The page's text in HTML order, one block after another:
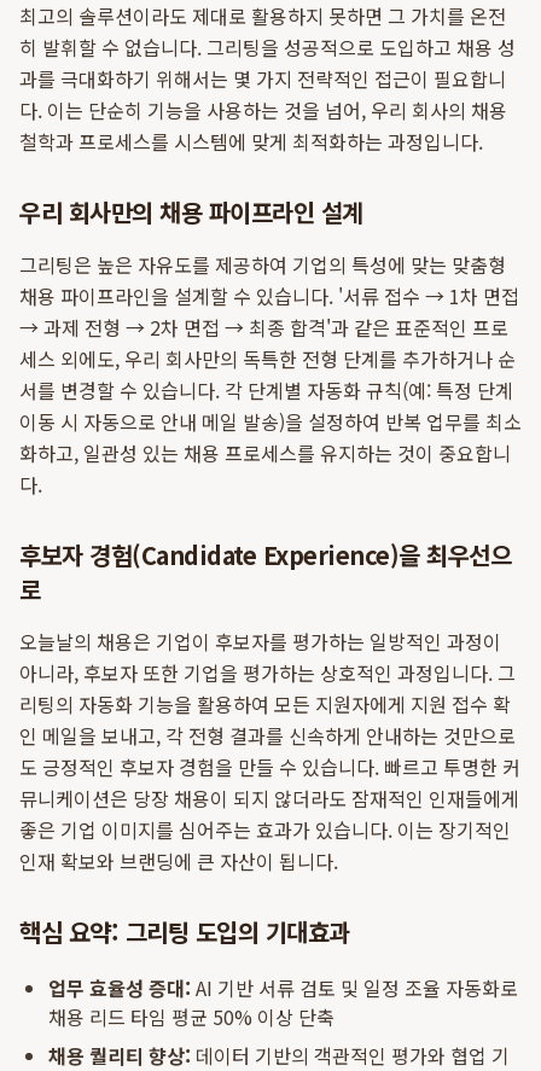
최고의 솔루션이라도 제대로 활용하지 못하면 그 가치를 온전
히 발휘할 수 없습니다. 그리팅을 성공적으로 도입하고 채용 성
과를 극대화하기 위해서는 몇 가지 전략적인 접근이 필요합니
다. 이는 단순히 기능을 사용하는 것을 넘어, 우리 회사의 채용
철학과 프로세스를 시스템에 맞게 최적화하는 과정입니다.
우리 회사만의 채용 파이프라인 설계
그리팅은 높은 자유도를 제공하여 기업의 특성에 맞는 맞춤형
채용 파이프라인을 설계할 수 있습니다. '서류 접수 → 1차 면접
→ 과제 전형 → 2차 면접 → 최종 합격'과 같은 표준적인 프로
세스 외에도, 우리 회사만의 독특한 전형 단계를 추가하거나 순
서를 변경할 수 있습니다. 각 단계별 자동화 규칙(예: 특정 단계
이동 시 자동으로 안내 메일 발송)을 설정하여 반복 업무를 최소
화하고, 일관성 있는 채용 프로세스를 유지하는 것이 중요합니
다.
후보자 경험(Candidate Experience)을 최우선으
로
오늘날의 채용은 기업이 후보자를 평가하는 일방적인 과정이
아니라, 후보자 또한 기업을 평가하는 상호적인 과정입니다. 그
리팅의 자동화 기능을 활용하여 모든 지원자에게 지원 접수 확
인 메일을 보내고, 각 전형 결과를 신속하게 안내하는 것만으로
도 긍정적인 후보자 경험을 만들 수 있습니다. 빠르고 투명한 커
뮤니케이션은 당장 채용이 되지 않더라도 잠재적인 인재들에게
좋은 기업 이미지를 심어주는 효과가 있습니다. 이는 장기적인
인재 확보와 브랜딩에 큰 자산이 됩니다.
핵심 요약: 그리팅 도입의 기대효과
업무 효율성 증대: AI 기반 서류 검토 및 일정 조율 자동화로
채용 리드 타임 평균 50% 이상 단축
채용 퀄리티 향상: 데이터 기반의 객관적인 평가와 협업 기